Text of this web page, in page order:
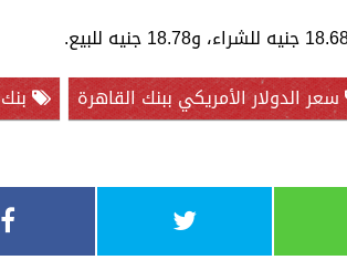
سعر الدولار الأمريكي ببنك القاهرة